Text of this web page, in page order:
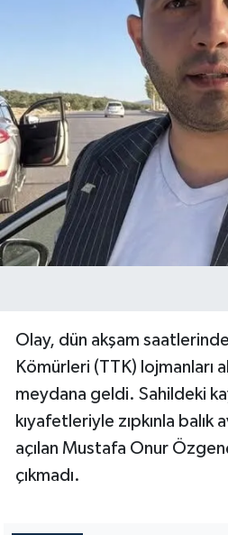
Olay, dün akşam
Kömürleri (TTK) lojmanları
meydana geldi. Sahildeki
kıyafetleriyle zıpkınla
açılan Mustafa Onur
çıkmadı.